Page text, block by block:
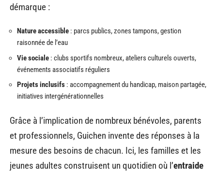
démarque :
Nature accessible : parcs publics, zones tampons, gestion
raisonnée de l’eau
Vie sociale : clubs sportifs nombreux, ateliers culturels ouverts,
événements associatifs réguliers
Projets inclusifs : accompagnement du handicap, maison partagée,
initiatives intergénérationnelles
Grâce à l’implication de nombreux bénévoles, parents
et professionnels, Guichen invente des réponses à la
mesure des besoins de chacun. Ici, les familles et les
jeunes adultes construisent un quotidien où l’entraide